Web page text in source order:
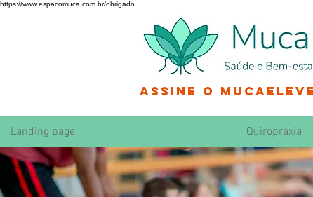
https://www.espacomuca.com.br/obrigado
Assine o
Landing page Quiropraxia